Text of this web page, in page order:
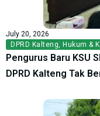
July 20, 2026
DPRD Kalteng, Hukum &
Pengurus Baru KSU
DPRD Kalteng Tak